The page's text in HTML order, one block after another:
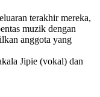
terakhir mereka,
muzik dengan
anggota yang
Jipie (vokal) dan